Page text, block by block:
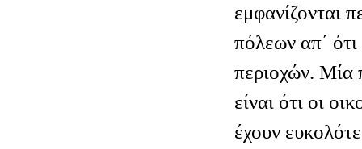
εμφανίζονται
πόλεων απ΄
περιοχών. Μία
είναι ότι οι
έχουν